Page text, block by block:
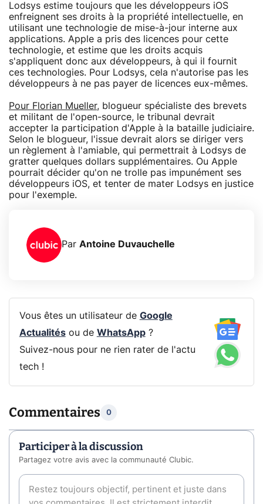
Lodsys estime toujours que les développeurs iOS
enfreignent ses droits à la propriété intellectuelle, en
utilisant une technologie de mise-à-jour interne aux
applications. Apple a pris des licences pour cette
technologie, et estime que les droits acquis
s'appliquent donc aux développeurs, à qui il fournit
ces technologies. Pour Lodsys, cela n'autorise pas les
développeurs à ne pas payer de licences eux-mêmes.
Pour Florian Mueller, blogueur spécialiste des brevets
et militant de l'open-source, le tribunal devrait
accepter la participation d'Apple à la bataille judiciaire.
Selon le blogueur, l'issue devrait alors se diriger vers
un règlement à l'amiable, qui permettrait à Lodsys de
gratter quelques dollars supplémentaires. Ou Apple
pourrait décider qu'on ne trolle pas impunément ses
développeurs iOS, et tenter de mater Lodsys en justice
pour l'exemple.
Par Antoine Duvauchelle
Vous êtes un utilisateur de Google
Actualitésou de WhatsApp?
Suivez-nous pour ne rien rater de l'actu
tech !
Commentaires 0
Participer à la discussion
Partagez votre avis avec la communauté Clubic.